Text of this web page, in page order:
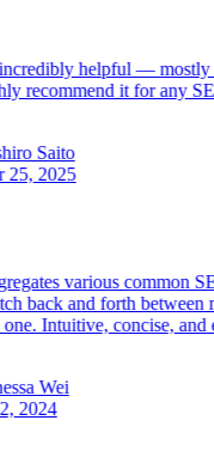
helpful — mostly
recommend it for any
Saito
2025
various common
back and forth between
Intuitive, concise, and
Wei
2024